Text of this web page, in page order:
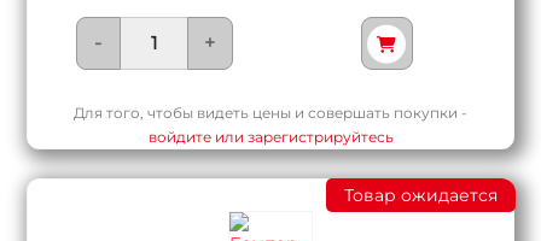
- +
Для того, чтобы видеть цены и совершать покупки -
войдите или зарегистрируйтесь
Товар ожидается